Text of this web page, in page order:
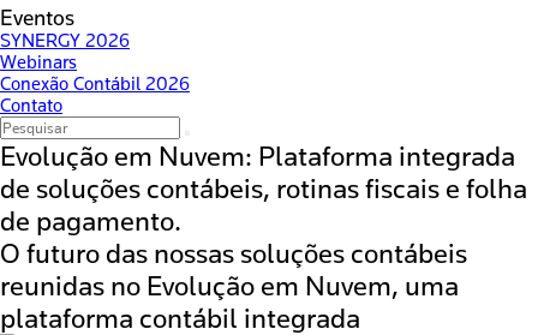
Eventos
SYNERGY 2026
Webinars
Conexão Contábil 2026
Contato
Evolução em Nuvem: Plataforma integrada
de soluções contábeis, rotinas fiscais e folha
de pagamento.
O futuro das nossas soluções contábeis
reunidas no Evolução em Nuvem, uma
plataforma contábil integrada